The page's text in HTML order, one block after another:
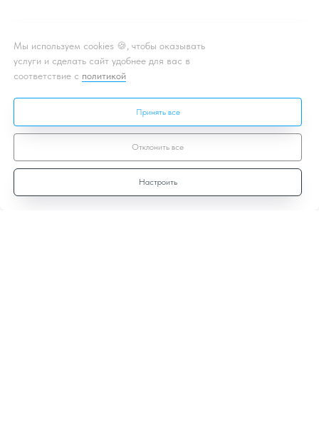
Мы используем cookies 🍪, чтобы оказывать
услуги и сделать сайт удобнее для вас в
соответствие с политикой
Принять все
Отклонить все
Настроить